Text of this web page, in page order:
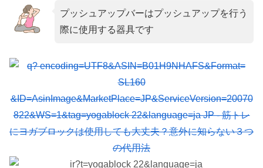
プッシュアップバーはプッシュアップを行う
際に使用する器具です